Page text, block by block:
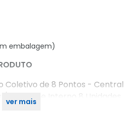
embalagem)
Coletivo de 8 Pontos - Central
/ Interfone Interno 8 Unidades
ver mais